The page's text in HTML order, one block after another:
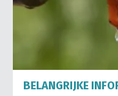
BELANGRIJKE